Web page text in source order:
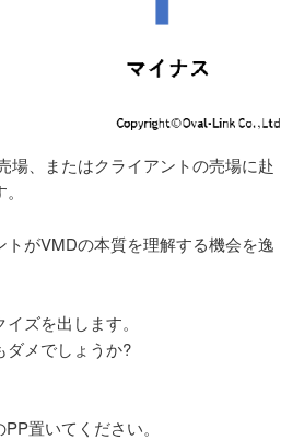
場、またはクライアントの売場に赴
がVMDの本質を理解する機会を逸
ズを出します。
ダメでしょうか?
置いてください。